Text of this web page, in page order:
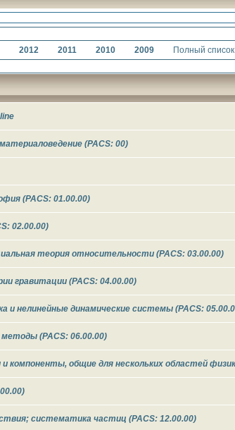
2012 2011 2010 2009 Полный список
(PACS: 00)
(PACS: 01.00.00)
02.00.00)
теория относительности (PACS: 03.00.00)
гравитации (PACS: 04.00.00)
нелинейные динамические системы (PACS:
(PACS: 06.00.00)
общие для нескольких областей
систематика частиц (PACS: 12.00.00)